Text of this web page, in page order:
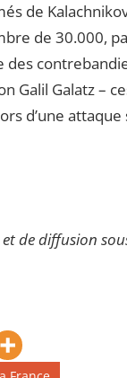
de
de 30.000,
Galil Galatz –
d’une
de diffusion